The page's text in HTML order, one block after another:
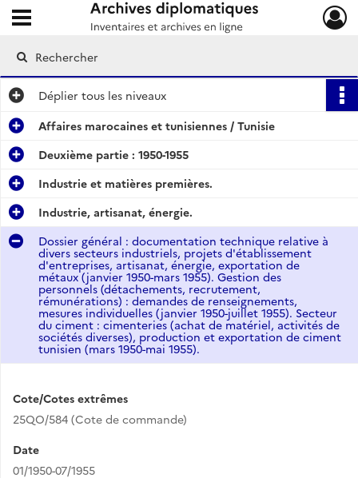
Archives diplomatiques
Ouvrir le menu déroulant
Déplier tous les niveaux
Affaires marocaines et tunisiennes / Tunisie
Deuxième partie : 1950-1955
Industrie et matières premières.
Industrie, artisanat, énergie.
Dossier général : documentation technique relative à
divers secteurs industriels, projets d'établissement
d'entreprises, artisanat, énergie, exportation de
métaux (janvier 1950-mars 1955). Gestion des
personnels (détachements, recrutement,
rémunérations) : demandes de renseignements,
mesures individuelles (janvier 1950-juillet 1955). Secteur
du ciment : cimenteries (achat de matériel, activités de
sociétés diverses), production et exportation de ciment
tunisien (mars 1950-mai 1955).
Cote/Cotes extrêmes
25QO/584 (Cote de commande)
Date
01/1950-07/1955